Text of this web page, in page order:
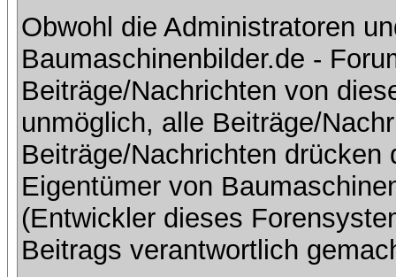
Obwohl die Administratoren
Baumaschinenbilder.de -
Beiträge/Nachrichten von
unmöglich, alle Beiträge/
Beiträge/Nachrichten
Eigentümer von
(Entwickler dieses
Beitrags verantwortlich